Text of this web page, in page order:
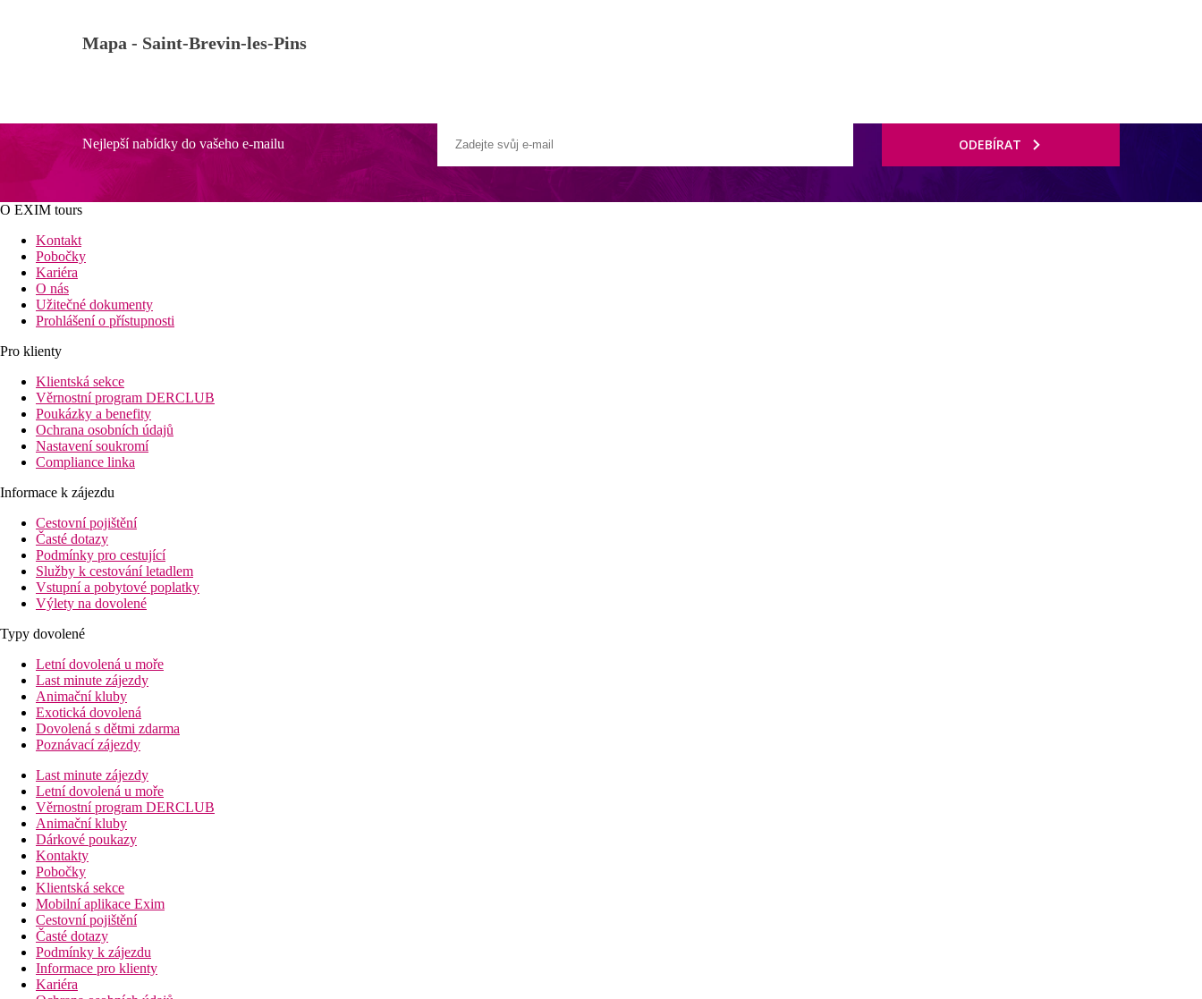
Mapa - Saint-Brevin-les-Pins
Nejlepší nabídky do vašeho e-mailu ODEBÍRAT
O EXIM tours
Kontakt
Pobočky
Kariéra
O nás
Užitečné dokumenty
Prohlášení o přístupnosti
Pro klienty
Klientská sekce
Věrnostní program DERCLUB
Poukázky a benefity
Ochrana osobních údajů
Nastavení soukromí
Compliance linka
Informace k zájezdu
Cestovní pojištění
Časté dotazy
Podmínky pro cestující
Služby k cestování letadlem
Vstupní a pobytové poplatky
Výlety na dovolené
Typy dovolené
Letní dovolená u moře
Last minute zájezdy
Animační kluby
Exotická dovolená
Dovolená s dětmi zdarma
Poznávací zájezdy
Last minute zájezdy
Letní dovolená u moře
Věrnostní program DERCLUB
Animační kluby
Dárkové poukazy
Kontakty
Pobočky
Klientská sekce
Mobilní aplikace Exim
Cestovní pojištění
Časté dotazy
Podmínky k zájezdu
Informace pro klienty
Kariéra